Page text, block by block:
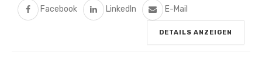
Facebook LinkedIn E-Mail
DETAILS ANZEIGEN